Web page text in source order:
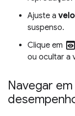
Ajuste a
suspenso.
Clique em preview
ou ocultar a
Navegar